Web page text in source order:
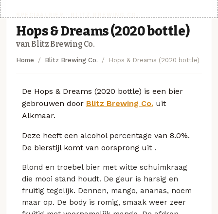
Hops & Dreams (2020 bottle)
van Blitz Brewing Co.
Home Blitz Brewing Co. Hops & Dreams (2020 bottle)
De Hops & Dreams (2020 bottle) is een bier
gebrouwen door Blitz Brewing Co. uit
Alkmaar.
Deze heeft een alcohol percentage van 8.0%.
De bierstijl komt van oorsprong uit .
Blond en troebel bier met witte schuimkraag
die mooi stand houdt. De geur is harsig en
fruitig tegelijk. Dennen, mango, ananas, noem
maar op. De body is romig, smaak weer zeer